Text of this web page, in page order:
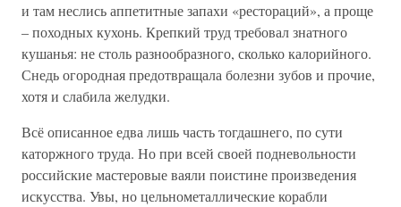
и там неслись аппетитные запахи «рестораций», а проще
– походных кухонь. Крепкий труд требовал знатного
кушанья: не столь разнообразного, сколько калорийного.
Снедь огородная предотвращала болезни зубов и прочие,
хотя и слабила желудки.
Всё описанное едва лишь часть тогдашнего, по сути
каторжного труда. Но при всей своей подневольности
российские мастеровые ваяли поистине произведения
искусства. Увы, но цельнометаллические корабли